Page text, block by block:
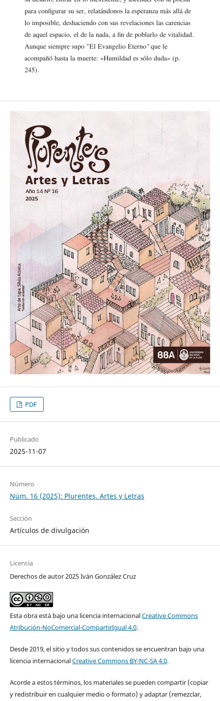
para configurar su ser, relatándonos la esperanza más allá de
lo imposible, deshaciendo con sus revelaciones las carencias
de aquel espacio, el de la nada, a fin de poblarlo de vitalidad.
Aunque siempre supo "El Evangelio Eterno"que le
acompañó hasta la muerte: «Humildad es sólo duda» (p.
245).
PDF
Publicado
2025-11-07
Número
Núm. 16 (2025): Plurentes. Artes y Letras
Sección
Artículos de divulgación
Licencia
Derechos de autor 2025 Iván González Cruz
Esta obra está bajo una licencia internacionalCreative Commons
Atribución-NoComercial-CompartirIgual 4.0.
Desde 2019, el sitio y todos sus contenidos se encuentran bajo una
licencia internacionalCreative Commons BY-NC-SA 4.0.
Acorde a estos términos, los materiales se pueden compartir (copiar
y redistribuir en cualquier medio o formato) y adaptar (remezclar,